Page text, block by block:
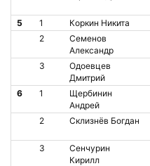
5 1 Коркин Никита
2
Семенов
Александр
3
Одоевцев
Дмитрий
6 1
Щербинин
Андрей
2 Склизнёв Богдан
3
Сенчурин
Кирилл